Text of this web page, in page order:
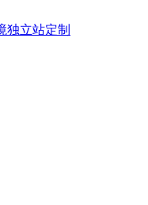
独立站定制